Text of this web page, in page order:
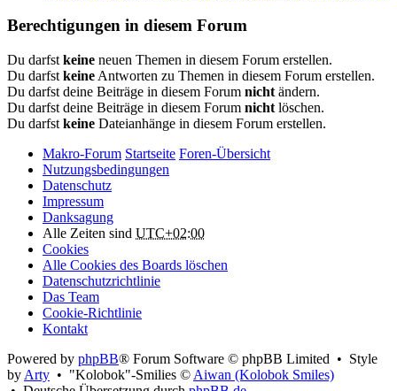
Berechtigungen in diesem Forum
Du darfst keine neuen Themen in diesem Forum erstellen.
Du darfst keine Antworten zu Themen in diesem Forum erstellen.
Du darfst deine Beiträge in diesem Forum nicht ändern.
Du darfst deine Beiträge in diesem Forum nicht löschen.
Du darfst keine Dateianhänge in diesem Forum erstellen.
Makro-Forum Startseite Foren-Übersicht
Nutzungsbedingungen
Datenschutz
Impressum
Danksagung
Alle Zeiten sind UTC+02:00
Cookies
Alle Cookies des Boards löschen
Datenschutzrichtlinie
Das Team
Cookie-Richtlinie
Kontakt
Powered by phpBB® Forum Software © phpBB Limited • Style
by Arty • "Kolobok"-Smilies © Aiwan (Kolobok Smiles)